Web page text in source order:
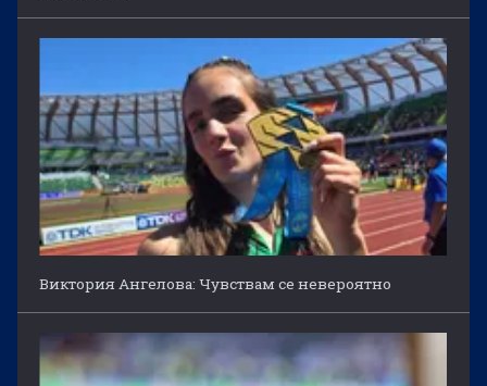
Виктория Ангелова: Чувствам се невероятно